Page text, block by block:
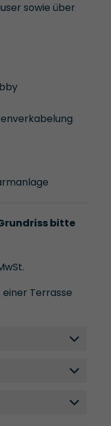
sowie über
bitte
einer Terrasse